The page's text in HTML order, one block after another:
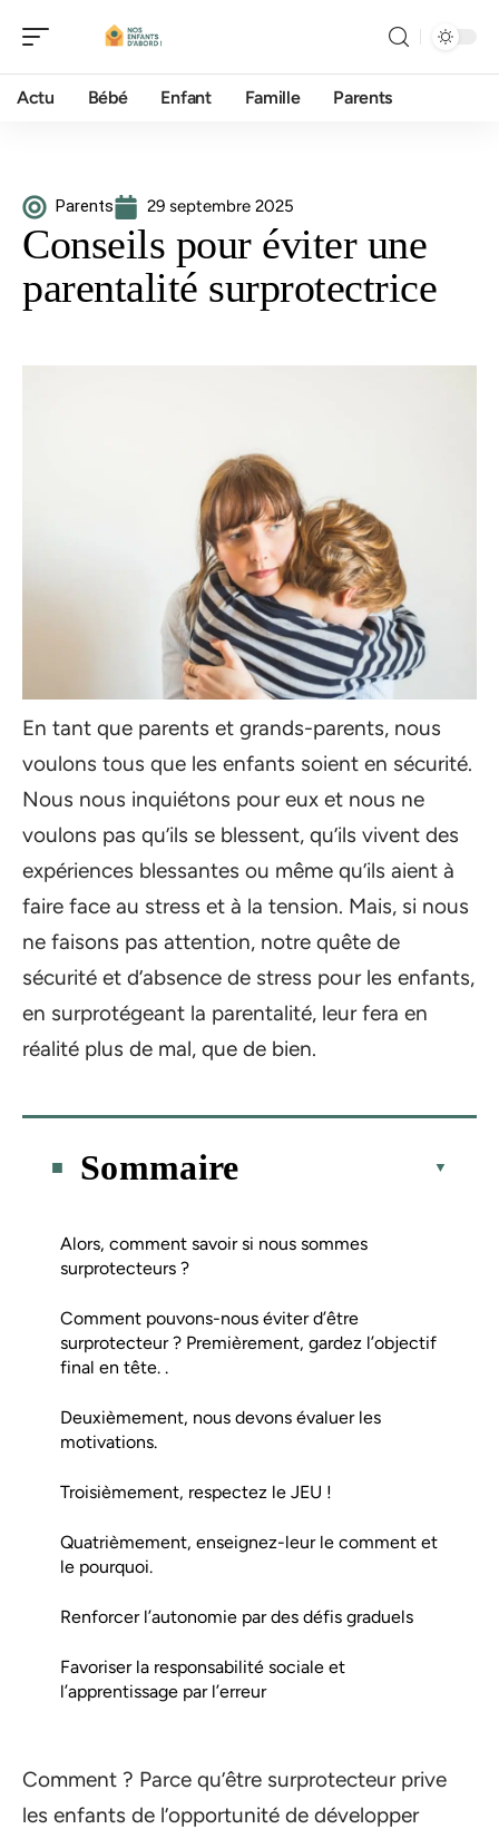
Actu Bébé Enfant Famille Parents
Parents 29 septembre 2025
Conseils pour éviter une
parentalité surprotectrice
En tant que parents et grands-parents, nous
voulons tous que les enfants soient en sécurité.
Nous nous inquiétons pour eux et nous ne
voulons pas qu’ils se blessent, qu’ils vivent des
expériences blessantes ou même qu’ils aient à
faire face au stress et à la tension. Mais, si nous
ne faisons pas attention, notre quête de
sécurité et d’absence de stress pour les enfants,
en surprotégeant la parentalité, leur fera en
réalité plus de mal, que de bien.
Sommaire
Alors, comment savoir si nous sommes
surprotecteurs ?
Comment pouvons-nous éviter d’être
surprotecteur ? Premièrement, gardez l’objectif
final en tête. .
Deuxièmement, nous devons évaluer les
motivations.
Troisièmement, respectez le JEU !
Quatrièmement, enseignez-leur le comment et
le pourquoi.
Renforcer l’autonomie par des défis graduels
Favoriser la responsabilité sociale et
l’apprentissage par l’erreur
Comment ? Parce qu’être surprotecteur prive
les enfants de l’opportunité de développer